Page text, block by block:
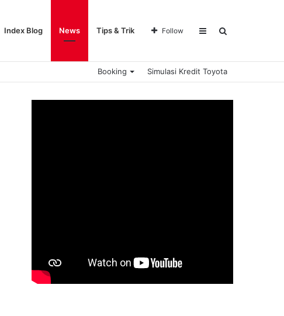
Index Blog News Tips & Trik Sidebar
Follow
Booking Simulasi Kredit Toyota